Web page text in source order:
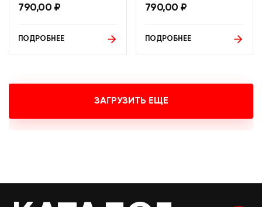
790,00 ₽
ПОДРОБНЕЕ
790,00 ₽
ПОДРОБНЕЕ
ЗАГРУЗИТЬ ЕЩЕ